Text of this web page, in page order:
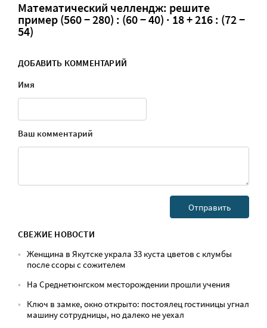
Математический челлендж: решите
пример (560 − 280) : (60 − 40) · 18 + 216 : (72 −
54)
ДОБАВИТЬ КОММЕНТАРИЙ
Имя
Ваш комментарий
СВЕЖИЕ НОВОСТИ
Женщина в Якутске украла 33 куста цветов с клумбы
после ссоры с сожителем
На Среднетюнгском месторождении прошли учения
Ключ в замке, окно открыто: постоялец гостиницы угнал
машину сотрудницы, но далеко не уехал